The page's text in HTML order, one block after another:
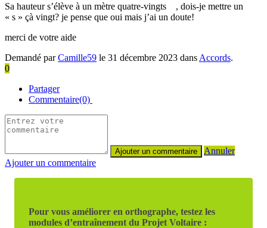
Sa hauteur s’élève à un mètre quatre-vingts , dois-je mettre un
« s » çà vingt? je pense que oui mais j’ai un doute!
merci de votre aide
Demandé parCamille59 le 31 décembre 2023 dans Accords.
0
Partager
Commentaire(0)
Annuler
Ajouter un commentaire
Pour vous améliorer en orthographe, testez les
modules d’entraînement du Projet Voltaire :